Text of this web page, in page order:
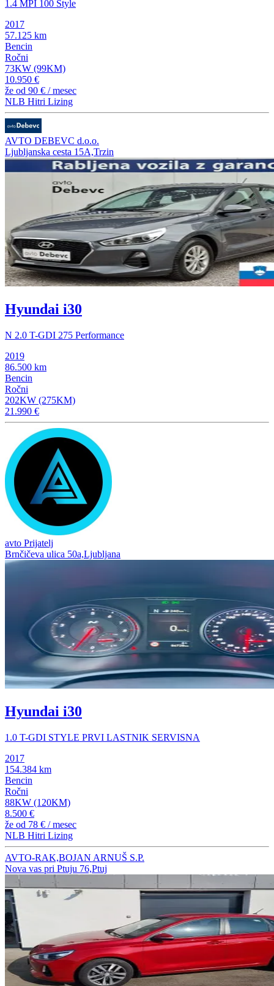
1.4 MPI 100 Style
2017
57.125 km
Bencin
Ročni
73KW (99KM)
10.950 €
že od 90 € / mesec
NLB Hitri Lizing
AVTO DEBEVC d.o.o.
Ljubljanska cesta 15A,Trzin
Hyundai i30
N 2.0 T-GDI 275 Performance
2019
86.500 km
Bencin
Ročni
202KW (275KM)
21.990 €
avto Prijatelj
Brnčičeva ulica 50a,Ljubljana
Hyundai i30
1.0 T-GDI STYLE PRVI LASTNIK SERVISNA
2017
154.384 km
Bencin
Ročni
88KW (120KM)
8.500 €
že od 78 € / mesec
NLB Hitri Lizing
AVTO-RAK,BOJAN ARNUŠ S.P.
Nova vas pri Ptuju 76,Ptuj